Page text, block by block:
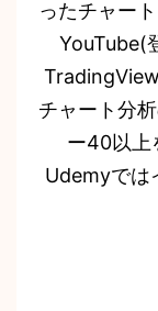
ったチャー
YouTube(
チャート分
ー40以上
Udemyでは